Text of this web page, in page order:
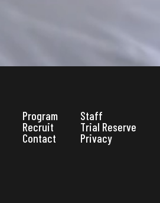
Program Staff
Recruit Trial Reserve
Contact Privacy